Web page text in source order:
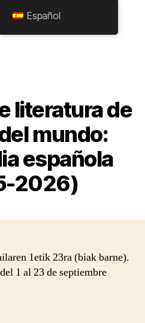
literatura de
mundo:
española
2026)
1etik 23ra (biak barne).
1 al 23 de septiembre
Español